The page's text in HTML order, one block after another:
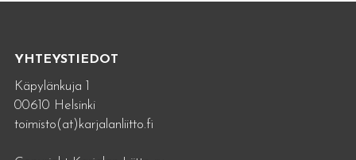
YHTEYSTIEDOT
Käpylänkuja 1
00610 Helsinki
toimisto(at)karjalanliitto.fi